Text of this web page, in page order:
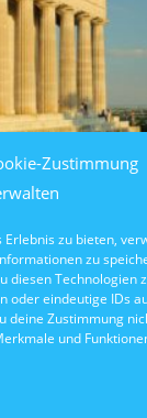
Zustimmung
zu bieten,
zu
diesen Technologien
oder eindeutige IDs
deine Zustimmung
und
2026
Walhalla